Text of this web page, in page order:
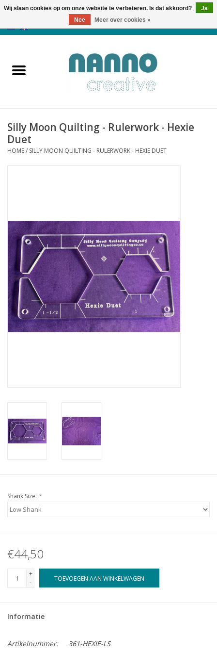
Producten
Nieuws
Herfst & Halloween
Cadeaubonnen
Nanno Blog
Merken
Beloningen
Silly Moon Quilting - Rulerwork - Hexie
Duet
HOME/ SILLY MOON QUILTING - RULERWORK - HEXIE DUET
Shank Size: *
€44,50
+
-
TOEVOEGEN AAN WINKELWAGEN
Informatie
Artikelnummer:
361-HEXIE-LS
Wij slaan cookies op om onze website te verbeteren. Is dat akkoord?
Ja
Nee
Meer over cookies »